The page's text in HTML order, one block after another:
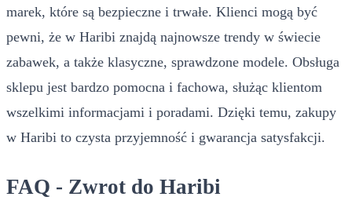
marek, które są bezpieczne i trwałe. Klienci mogą być
pewni, że w Haribi znajdą najnowsze trendy w świecie
zabawek, a także klasyczne, sprawdzone modele. Obsługa
sklepu jest bardzo pomocna i fachowa, służąc klientom
wszelkimi informacjami i poradami. Dzięki temu, zakupy
w Haribi to czysta przyjemność i gwarancja satysfakcji.
FAQ - Zwrot do Haribi